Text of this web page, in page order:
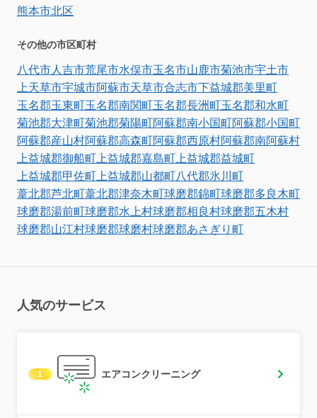
熊本市北区
その他の市区町村
八代市人吉市荒尾市水俣市玉名市山鹿市菊池市宇土市
上天草市宇城市阿蘇市天草市合志市下益城郡美里町
玉名郡玉東町玉名郡南関町玉名郡長洲町玉名郡和水町
菊池郡大津町菊池郡菊陽町阿蘇郡南小国町阿蘇郡小国町
阿蘇郡産山村阿蘇郡高森町阿蘇郡西原村阿蘇郡南阿蘇村
上益城郡御船町 上益城郡嘉島町 上益城郡益城町
上益城郡甲佐町 上益城郡山都町八代郡氷川町
葦北郡芦北町葦北郡津奈木町球磨郡錦町球磨郡多良木町
球磨郡湯前町球磨郡水上村球磨郡相良村球磨郡五木村
球磨郡山江村球磨郡球磨村球磨郡あさぎり町
人気のサービス
1 エアコンクリーニング